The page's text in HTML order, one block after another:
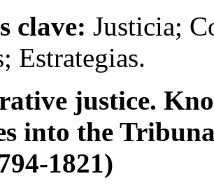
clave: Justicia;
Estrategias.
justice.
into the
1821)